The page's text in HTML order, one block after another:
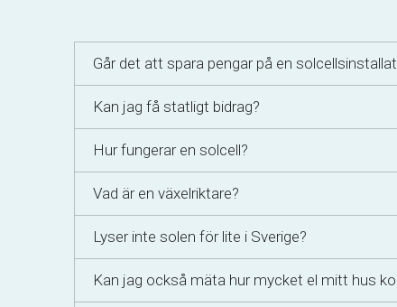
Går det att spara pengar på en
Kan jag få statligt bidrag?
Hur fungerar en solcell?
Vad är en växelriktare?
Lyser inte solen för lite i Sverige?
Kan jag också mäta hur mycket el mitt hus